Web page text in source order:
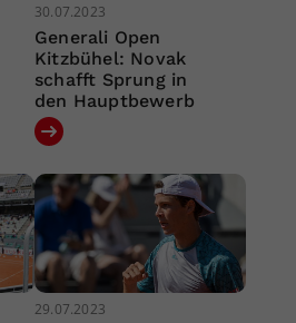
30.07.2023
Generali Open
Kitzbühel: Novak
schafft Sprung in
den Hauptbewerb
29.07.2023